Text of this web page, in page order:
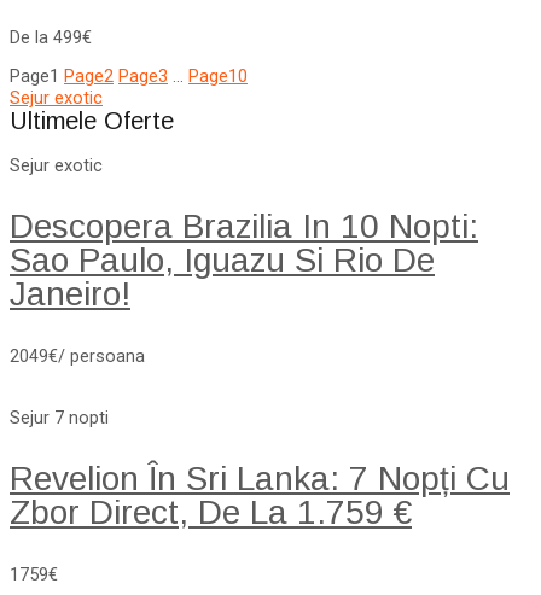
De la 499€
Page1 Page2 Page3 … Page10
Sejur exotic
Ultimele Oferte
Sejur exotic
Descopera Brazilia In 10 Nopti:
Sao Paulo, Iguazu Si Rio De
Janeiro!
2049€/ persoana
Sejur 7 nopti
Revelion În Sri Lanka: 7 Nopți Cu
Zbor Direct, De La 1.759 €
1759€